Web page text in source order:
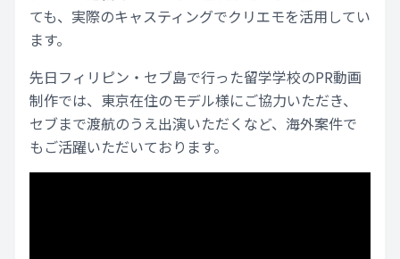
ても、実際のキャスティングでクリエモを活用してい
ます。
先日フィリピン・セブ島で行った留学学校のPR動画
制作では、東京在住のモデル様にご協力いただき、
セブまで渡航のうえ出演いただくなど、海外案件で
もご活躍いただいております。